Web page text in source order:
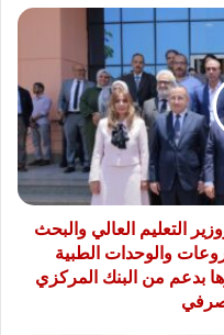
التعليم العالي والبحث
والوحدات الطبية
بدعم من البنك المركزي